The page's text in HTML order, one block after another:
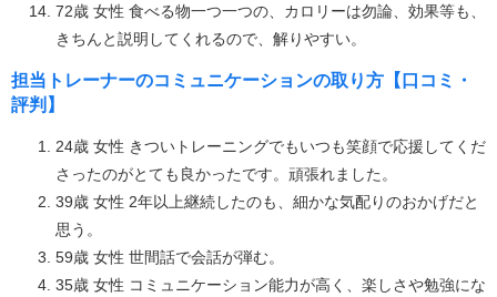
72歳 女性 食べる物一つ一つの、カロリーは勿論、効果等も、
きちんと説明してくれるので、解りやすい。
担当トレーナーのコミュニケーションの取り方【口コミ・
評判】
24歳 女性 きついトレーニングでもいつも笑顔で応援してくだ
さったのがとても良かったです。頑張れました。
39歳 女性 2年以上継続したのも、細かな気配りのおかげだと
思う。
59歳 女性 世間話で会話が弾む。
35歳 女性 コミュニケーション能力が高く、楽しさや勉強にな